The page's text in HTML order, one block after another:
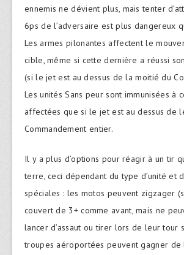
ennemis ne dévient plus, mais tenter
6ps de l’adversaire est plus dangereux
Les armes pilonantes affectent le
cible, même si cette dernière a réussi
(si le jet est au dessus de la moitié du
Les unités Sans peur sont immunisées à
affectées que si le jet est au dessus de
Commandement entier.
Il y a plus d’options pour réagir à un tir
terre, ceci dépendant du type d’unité et
spéciales : les motos peuvent zigzager
couvert de 3+ comme avant, mais ne
lancer d’assaut ou tirer lors de leur tour
troupes aéroportées peuvent gagner de